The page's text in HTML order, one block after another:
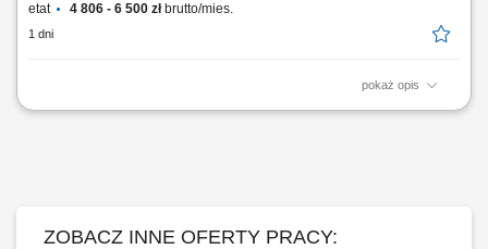
etat
4 806 - 6 500 złbrutto/mies.
1 dni
pokaż opis
Firma z branży chemii przemysłowej poszukuje handlowców.
ZOBACZ INNE OFERTY PRACY: